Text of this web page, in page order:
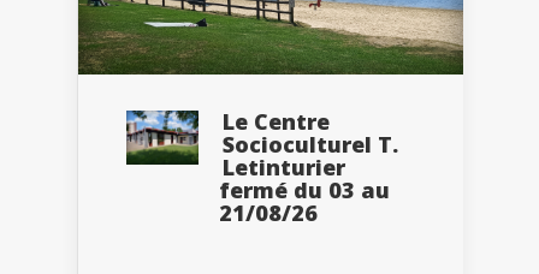
Le Centre
Socioculturel T.
Letinturier
fermé du 03 au
21/08/26